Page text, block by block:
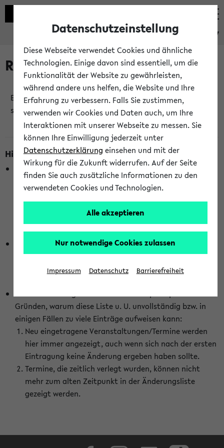
eKVV
Raumänderungen
Es wurden keine Raumänderungen an jetzt
stattfindenden Veranstaltungen gefunden!
Hinweise zur Liste der Raumänderungen
In dieser Liste werden nur Veranstaltungstermine
berücksichtigt, die gerade oder innerhalb der nächsten 2
Stunden stattfinden. Berücksichtigt werden nur Termine,
wurden. Die Anzeige ist semesterübergreifend und nicht
abhängig vom im eKVV gewählten Semester.
Die hier gezeigte Liste von Raumänderungen kann nur
vollständig sein, wenn den Fakultäten von den Lehrenden
die Änderungen zeitnah mitgeteilt und diese Änderungen
Gründen, warum diese Liste u. U. unvollständig bzw. in
einigen Fällen zu viele Einträge aufweisen kann:
Neu eingetragene Veranstaltungen/Termine werden
hier immer angezeigt, auch wenn sich nach der ersten
Eintragung keine Änderung ergeben haben sollte.
Termine, die zeitlich verlegt wurden, können nicht
mehr zum alten Zeitpunkt in der Änderungsliste
gezeigt werden.
Datenschutzeinstellung
Diese Webseite verwendet Cookies und ähnliche
Technologien. Einige davon sind essentiell, um die
Funktionalität der Website zu gewährleisten,
während andere uns helfen, die Website und Ihre
Erfahrung zu verbessern. Falls Sie zustimmen,
verwenden wir Cookies und Daten auch, um Ihre
Interaktionen mit unserer Webseite zu messen. Sie
können Ihre Einwilligung jederzeit unter
Datenschutzerklärung einsehen und mit der
Wirkung für die Zukunft widerrufen. Auf der Seite
finden Sie auch zusätzliche Informationen zu den
verwendeten Cookies und Technologien.
Alle akzeptieren
Nur notwendige Cookies zulassen
Impressum Datenschutz Barrierefreiheit